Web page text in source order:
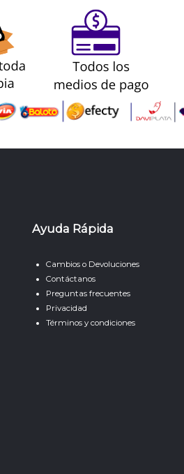
Ayuda Rápida
Cambios o Devoluciones
Contáctanos
Preguntas frecuentes
Privacidad
Términos y condiciones